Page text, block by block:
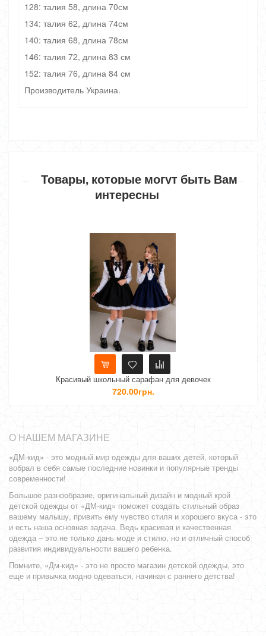
128: талия 58, длина 70см
134: талия 62, длина 74см
140: талия 68, длина 78см
146: талия 72, длина 83 см
152: талия 76, длина 84 см
Производитель Украина.
Товары, которые могут быть Вам
интересны
сарафан для девочек Красивый школьный сарафан
О НАШЕМ МАГАЗИНЕ
«ДМ-кид» - это модный мир одежды для ваших детей, который
вобрал в себя самые последние новинки и популярные тренды
современности!
Большое разнообразие, оригинальный дизайн и модный крой
детской одежды от «ДМ-кид» поможет создать стильный образ
вашему малышу, привить ему чувство стиля и хорошего вкуса - это
и есть наша основная задача. Ведь красивая и качественная
одежда – это не только дань моде и стилю, но и отличный способ
развития индивидуальности вашего ребенка.
Помните, «Дм-кид» - это не просто магазин детской одежды, это
еще и привычка модно одеваться, начиная с раннего детства!